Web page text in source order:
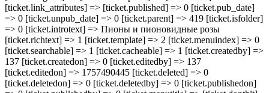
[ticket.link_attributes] => [ticket.published] => 0 [ticket.pub_date]
=> 0 [ticket.unpub_date] => 0 [ticket.parent] => 419 [ticket.isfolder]
=> 0 [ticket.introtext] => Пионы и пионовидные розы
[ticket.richtext] => 1 [ticket.template] => 2 [ticket.menuindex] => 0
[ticket.searchable] => 1 [ticket.cacheable] => 1 [ticket.createdby] =>
137 [ticket.createdon] => 0 [ticket.editedby] => 137
[ticket.editedon] => 1757490445 [ticket.deleted] => 0
[ticket.deletedon] => 0 [ticket.deletedby] => 0 [ticket.publishedon]